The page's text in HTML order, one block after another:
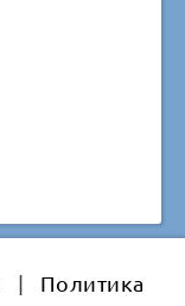
| Политика